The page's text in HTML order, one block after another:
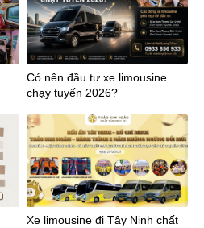
Có nên đầu tư xe limousine
chạy tuyến 2026?
Xe limousine đi Tây Ninh chất